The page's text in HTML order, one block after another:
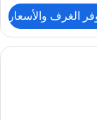
الغرف والأسعار
وأسرّة بإسفنج